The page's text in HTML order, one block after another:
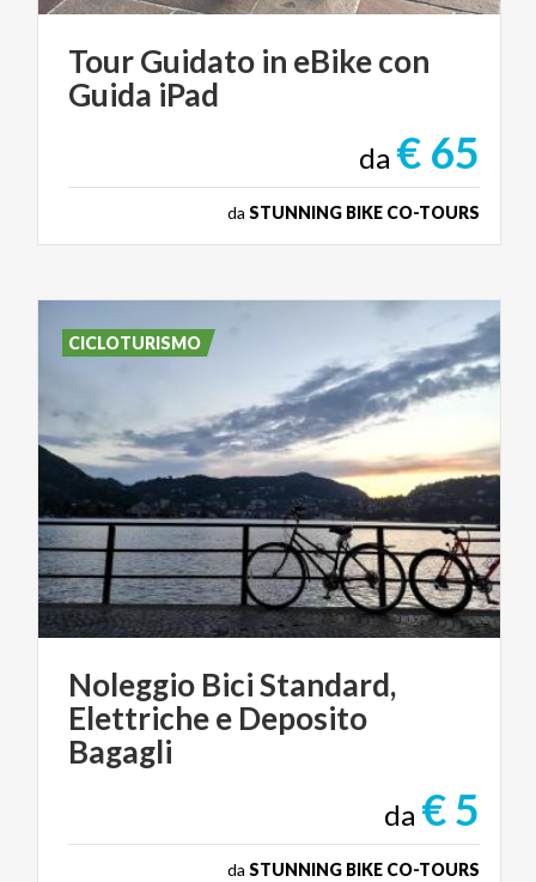
TourGuidato in eBikecon
Guida iPad
da € 65
da STUNNING BIKE CO-TOURS
Noleggio Bici Standard,
Elettriche e Deposito
Bagagli
da € 5
da STUNNING BIKE CO-TOURS
CICLOTURISMO